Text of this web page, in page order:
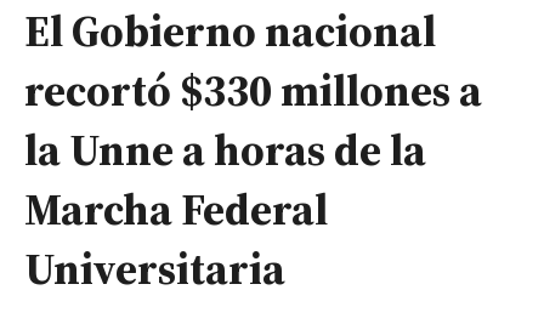
El Gobierno nacional
recortó $330 millones a
la Unne a horas de la
Marcha Federal
Universitaria